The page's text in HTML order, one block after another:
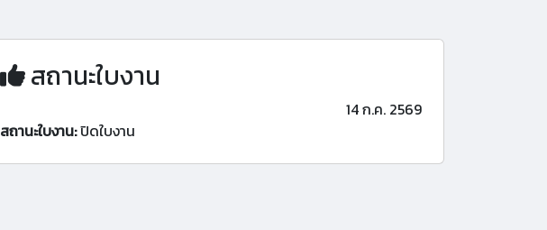
สถานะใบงาน
14 ก.ค. 2569
สถานะใบงาน:ปิดใบงาน